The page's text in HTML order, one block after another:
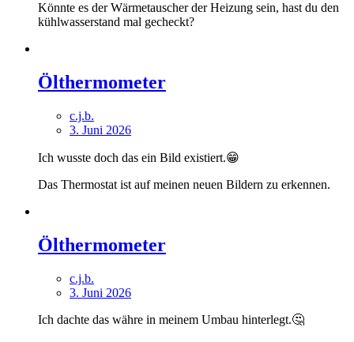
Könnte es der Wärmetauscher der Heizung sein, hast du den
kühlwasserstand mal gecheckt?
Ölthermometer
c.j.b.
3. Juni 2026
Ich wusste doch das ein Bild existiert.😁
Das Thermostat ist auf meinen neuen Bildern zu erkennen.
Ölthermometer
c.j.b.
3. Juni 2026
Ich dachte das währe in meinem Umbau hinterlegt.🤔